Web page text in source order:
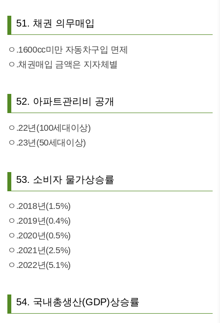
51. 채권 의무매입
ㅇ.1600cc미만 자동차구입 면제
ㅇ.채권매입 금액은 지자체별
52. 아파트관리비 공개
ㅇ.22년(100세대이상)
ㅇ.23년(50세대이상)
53. 소비자 물가상승률
ㅇ.2018년(1.5%)
ㅇ.2019년(0.4%)
ㅇ.2020년(0.5%)
ㅇ.2021년(2.5%)
ㅇ.2022년(5.1%)
54. 국내총생산(GDP)상승률